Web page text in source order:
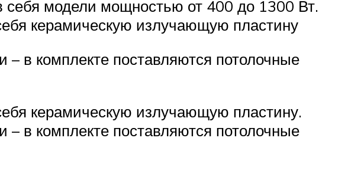
модели мощностью от 400 до 1300 Вт.
керамическую излучающую пластину
– в комплекте поставляются потолочные
керамическую излучающую пластину.
– в комплекте поставляются потолочные